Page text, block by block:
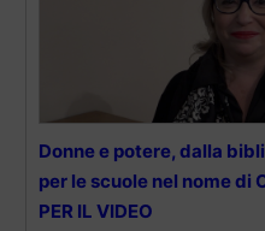
Donne e potere, dalla
per le scuole nel nome di
PER IL VIDEO